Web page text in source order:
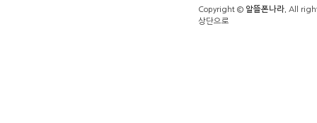
Copyright © 알뜰폰나라. All
상단으로